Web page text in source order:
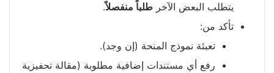
يتطلب البعض الآخر طلباً منفصلاً.
تأكد من:
تعبئة نموذج المنحة (إن وجد).
رفع أي مستندات إضافية مطلوبة (مقالة تحفيزية